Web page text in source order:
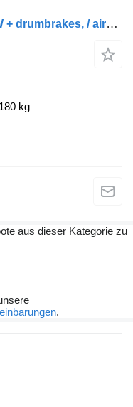
Krone 2-axle 20FT chassis / BPW + drumbrakes, / airsuspension / empty
kg
aus dieser Kategorie zu
.